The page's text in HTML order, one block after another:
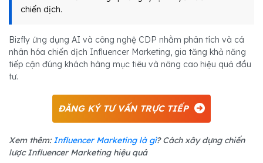
chiến dịch.
Bizfly ứng dụng AI và công nghệ CDP nhằm phân tích và cá
nhân hóa chiến dịch Influencer Marketing, gia tăng khả năng
tiếp cận đúng khách hàng mục tiêu và nâng cao hiệu quả đầu
tư.
ĐĂNG KÝ TƯ VẤN TRỰC TIẾP
Xem thêm:Influencer Marketing là gì? Cách xây dựng chiến
lược Influencer Marketing hiệu quả